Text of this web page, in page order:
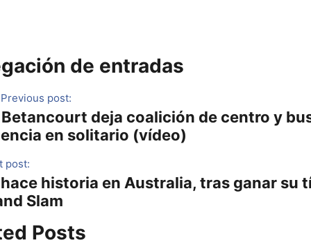
de entradas
Previous post:
deja coalición de centro y
en solitario (vídeo)
post:
historia en Australia, tras ganar su
Slam
Posts